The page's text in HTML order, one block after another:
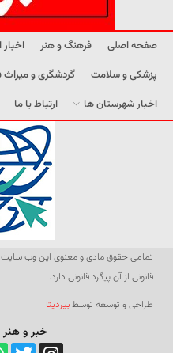
صفحه اصلی فرهنگ و هنر
پزشکی و سلامت
گردشگری و میراث
اخبار شهرستان ها
ارتباط با ما
تمامی حقوق مادی و معنوی این وب سایت
قانونی از آن پیگرد قانونی دارد.
طراحی و توسعه توسطبیردیتا
خبر و هنر